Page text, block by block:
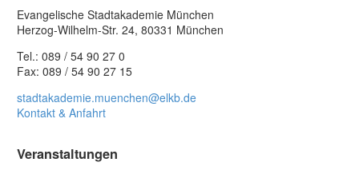
Evangelische Stadtakademie München
Herzog-Wilhelm-Str. 24, 80331 München
Tel.: 089 / 54 90 27 0
Fax: 089 / 54 90 27 15
stadtakademie.muenchen@elkb.de
Kontakt & Anfahrt
Veranstaltungen